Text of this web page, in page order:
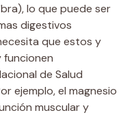
lo que puede ser
digestivos
que estos y
funcionen
de Salud
ejemplo, el magnesio
muscular y